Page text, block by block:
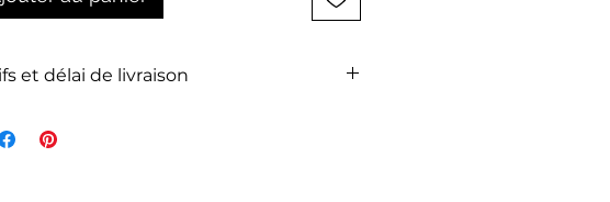
et délai de livraison
l'article et dépend du poids total de